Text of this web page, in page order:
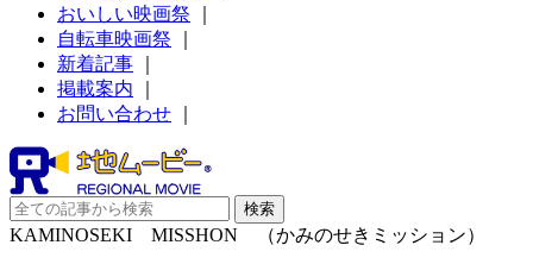
おいしい映画祭
自転車映画祭
新着記事
掲載案内
お問い合わせ
KAMINOSEKI MISSHON （かみのせきミッション）